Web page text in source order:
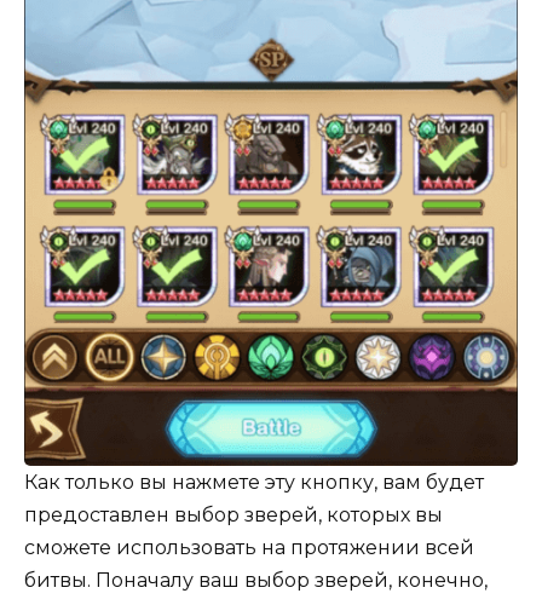
Как только вы нажмете эту кнопку, вам будет
предоставлен выбор зверей, которых вы
сможете использовать на протяжении всей
битвы. Поначалу ваш выбор зверей, конечно,